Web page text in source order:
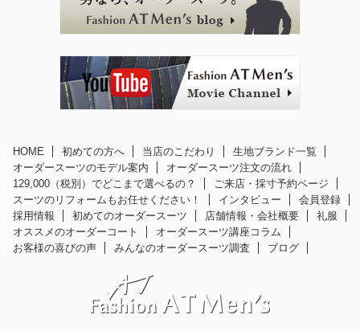
HOME 初めての方へ 当店のこだわり
生地ブランド一覧
オーダースーツのモデル案内
オーダースーツ注文の流れ
129,000（税別）でどこまで選べるの？
ご来店・採寸予約ページ
スーツのリフォームもお任せください！
インタビュー
会員登録
採用情報
初めてのオーダースーツ 店舗情報・会社概要
礼服
オススメのオーダーコート
オーダースーツ講座コラム
お客様の喜びの声
みんなのオーダースーツ調査 ブログ